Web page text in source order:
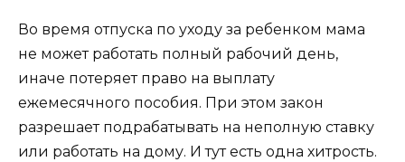
Во время отпуска по уходу за ребенком мама
не может работать полный рабочий день,
иначе потеряет право на выплату
ежемесячного пособия. При этом закон
разрешает подрабатывать на неполную ставку
или работать на дому. И тут есть одна хитрость.